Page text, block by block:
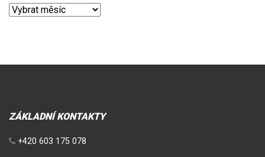
Archivy
ZÁKLADNÍ KONTAKTY
+420 603 175 078